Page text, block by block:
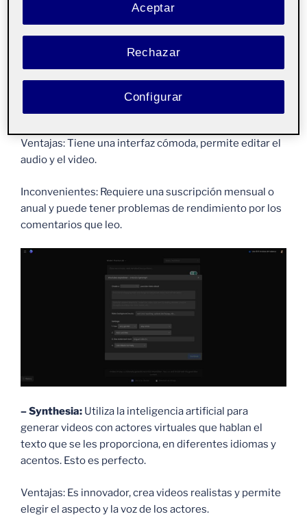
– InVideo: Ofrece una plataforma para crear videos a
partir de textos, con plantillas, transiciones y
animaciones.
Ventajas: Tiene una interfaz cómoda, permite editar el
audio y el video.
Inconvenientes: Requiere una suscripción mensual o
anual y puede tener problemas de rendimiento por los
comentarios que leo.
– Synthesia: Utiliza la inteligencia artificial para
generar videos con actores virtuales que hablan el
texto que se les proporciona, en diferentes idiomas y
acentos. Esto es perfecto.
Ventajas: Es innovador, crea videos realistas y permite
elegir el aspecto y la voz de los actores.
Rechazar
Aceptar
Configurar